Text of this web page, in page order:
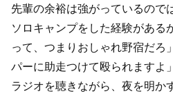
先輩の余裕は強がっているので
ソロキャンプをした経験がある
って、つまりおしゃれ野宿だろ
パーに助走つけて殴られますよ
ラジオを聴きながら、夜を明か